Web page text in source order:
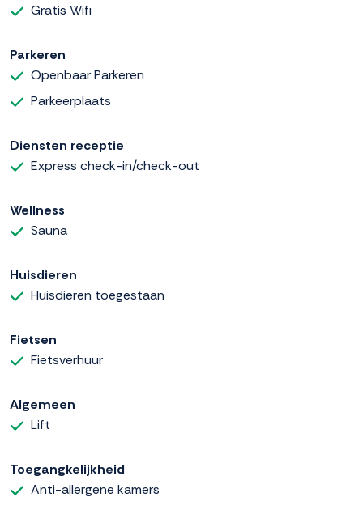
Gratis Wifi
Parkeren
Openbaar Parkeren
Parkeerplaats
Diensten receptie
Express check-in/check-out
Wellness
Sauna
Huisdieren
Huisdieren toegestaan
Fietsen
Fietsverhuur
Algemeen
Lift
Toegangkelijkheid
Anti-allergene kamers